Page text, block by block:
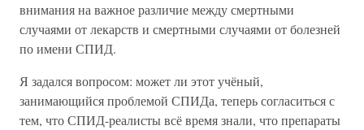
внимания на важное различие между смертными
случаями от лекарств и смертными случаями от болезней
по имени СПИД.
Я задался вопросом: может ли этот учёный,
занимающийся проблемой СПИДа, теперь согласиться с
тем, что СПИД-реалисты всё время знали, что препараты